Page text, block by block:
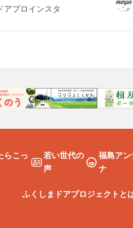
アプロインスタ
らこっ
若い世代の
声
福島アン
ナ
ふくしまドアプロジェクトと